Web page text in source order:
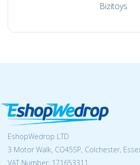
Bizitoys
EshopWedrop LTD
3 Motor Walk, CO45SP, Colchester,
VAT Number: 171653311